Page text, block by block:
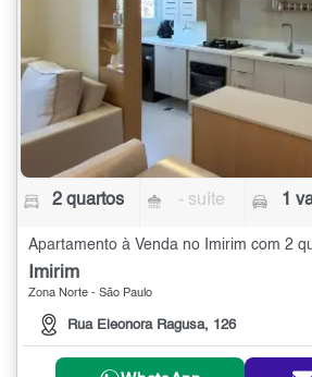
2 quartos - suíte 1
Apartamento à Venda no Imirim com 2
Imirim
Zona Norte - São Paulo
Rua Eleonora Ragusa, 126